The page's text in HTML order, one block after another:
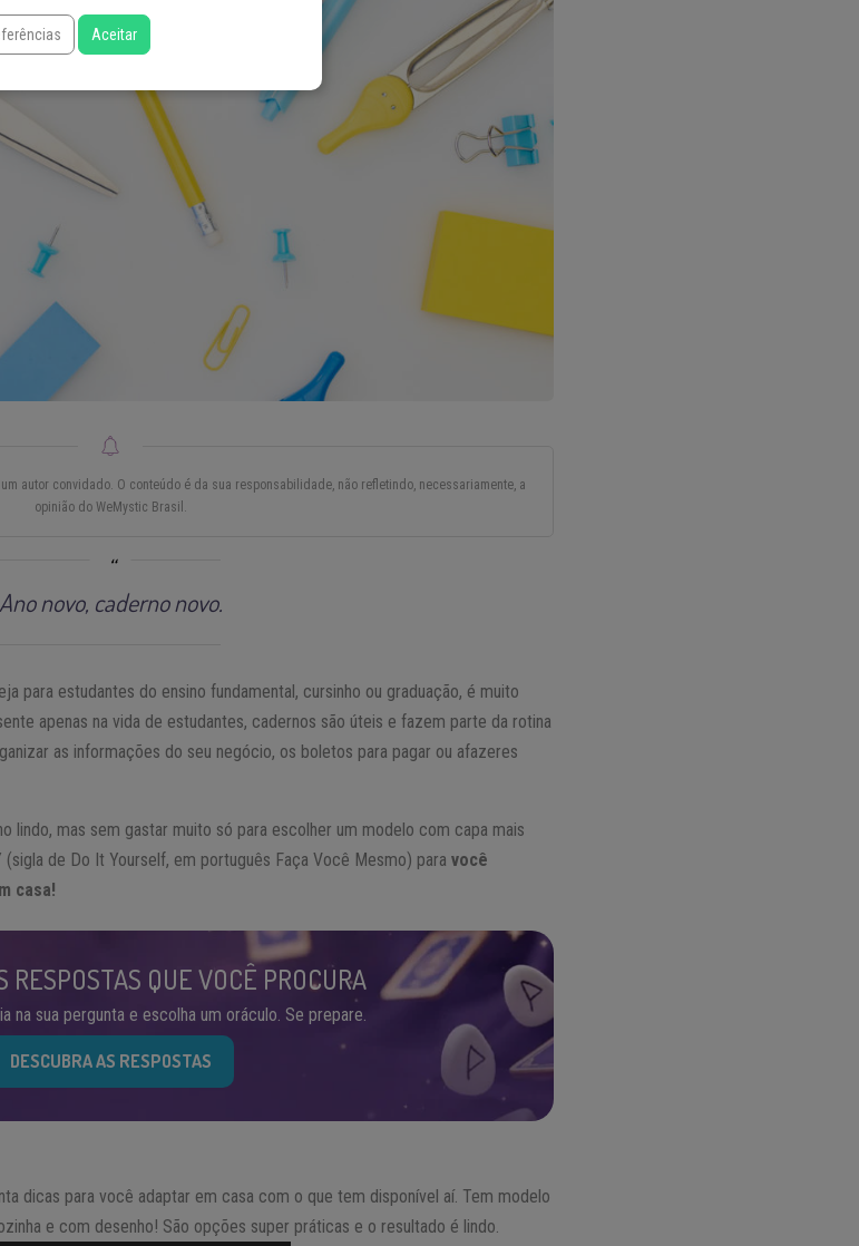
autor convidado. O conteúdo é da sua responsabilidade, não refletindo, necessariamente, a
opinião do WeMystic Brasil.
Ano novo, caderno novo.
para estudantes do ensino fundamental, cursinho ou graduação, é muito
apenas na vida de estudantes, cadernos são úteis e fazem parte da rotina
as informações do seu negócio, os boletos para pagar ou afazeres
lindo, mas sem gastar muito só para escolher um modelo com capa mais
de Do It Yourself, em português Faça Você Mesmo) paravocê
casa!
RESPOSTAS QUE VOCÊ PROCURA
na sua pergunta e escolha um oráculo. Se prepare.
DESCUBRA AS RESPOSTAS
dicas para você adaptar em casa com o que tem disponível aí. Tem modelo
e com desenho! São opções super práticas e o resultado é lindo.
Aceitar